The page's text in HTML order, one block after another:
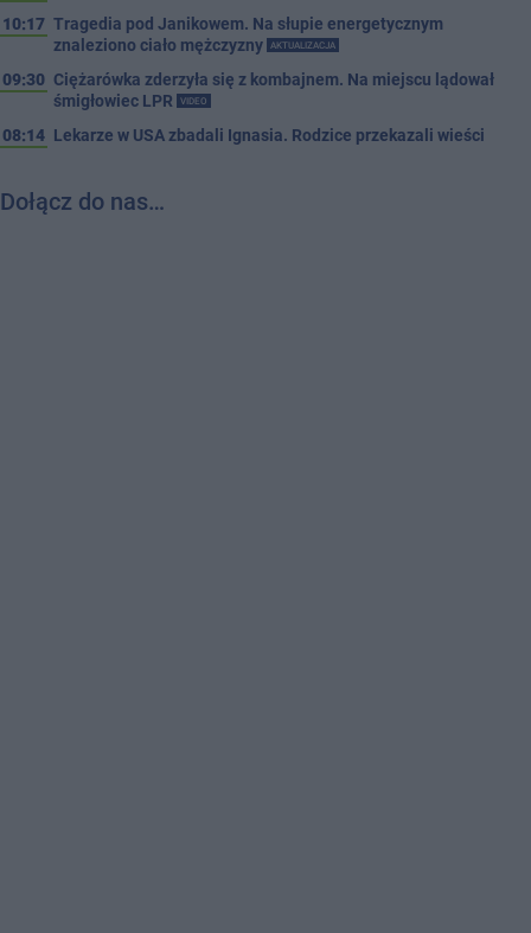
10:17 Tragedia pod Janikowem. Na słupie energetycznym
znaleziono ciało mężczyzny
AKTUALIZACJA
09:30 Ciężarówka zderzyła się z kombajnem. Na miejscu lądował
śmigłowiec LPR
VIDEO
08:14 Lekarze w USA zbadali Ignasia. Rodzice przekazali wieści
Dołącz do nas…